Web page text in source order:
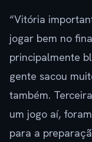
“Vitória
jogar bem no
principalmente
gente sacou
também.
um jogo aí,
para a